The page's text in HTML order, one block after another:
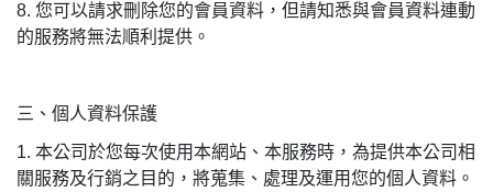
8. 您可以請求刪除您的會員資料，但請知悉與會員資料連動
的服務將無法順利提供。
三、個人資料保護
1. 本公司於您每次使用本網站、本服務時，為提供本公司相
關服務及行銷之目的，將蒐集、處理及運用您的個人資料。